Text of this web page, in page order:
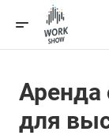
Аренда
для